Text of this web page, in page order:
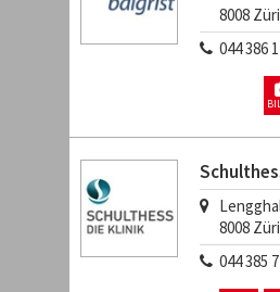
8008
044 386
8008
044 385